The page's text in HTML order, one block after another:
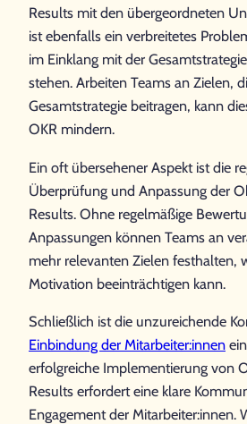
Results mit den übergeordneten
ist ebenfalls ein verbreitetes
im Einklang mit der
stehen. Arbeiten Teams an Zielen,
Gesamtstrategie beitragen, kann
OKR mindern.
Ein oft übersehener Aspekt ist die
Überprüfung und Anpassung der
Results. Ohne regelmäßige
Anpassungen können Teams an
mehr relevanten Zielen festhalten,
Motivation beeinträchtigen kann.
Schließlich ist die unzureichende
Einbindung der Mitarbeiter:innen
erfolgreiche Implementierung von
Results erfordert eine klare
Engagement der Mitarbeiter:innen.